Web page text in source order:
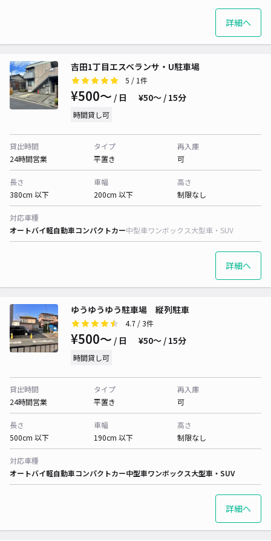
詳細へ
吉田1丁目エスベランサ・U駐車場
5 / 1件
¥500〜 / 日 ¥50〜 / 15分
時間貸し可
貸出時間
24時間営業
タイプ
平置き
再入庫
可
長さ
380cm 以下
車幅
200cm 以下
高さ
制限なし
対応車種
オートバイ軽自動車コンパクトカー中型車ワンボックス大型車・SUV
詳細へ
ゆうゆうゆう駐車場 縦列駐車
4.7 / 3件
¥500〜 / 日 ¥50〜 / 15分
時間貸し可
貸出時間
24時間営業
タイプ
平置き
再入庫
可
長さ
500cm 以下
車幅
190cm 以下
高さ
制限なし
対応車種
オートバイ軽自動車コンパクトカー中型車ワンボックス大型車・SUV
詳細へ